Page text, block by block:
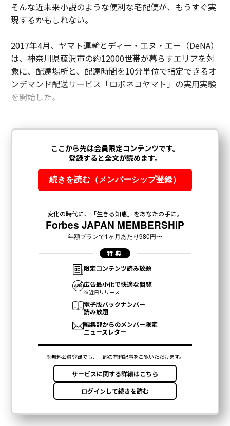
そんな近未来小説のような便利な宅配便が、もうすぐ実
現するかもしれない。
2017年4月、ヤマト運輸とディー・エヌ・エー（DeNA）
は、神奈川県藤沢市の約12000世帯が暮らすエリアを対
象に、配達場所と、配達時間を10分単位で指定できるオ
ンデマンド配送サービス「ロボネコヤマト」の実用実験
を開始した。